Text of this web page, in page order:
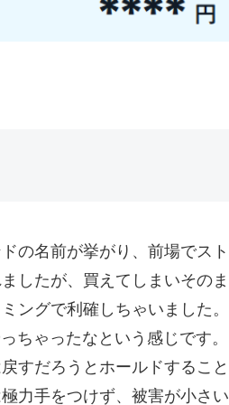
の名前が挙がり、前場でスト
したが、買えてしまいそのま
ングで利確しちゃいました。
ちゃったなという感じです。
すだろうとホールドすること
力手をつけず、被害が小さい